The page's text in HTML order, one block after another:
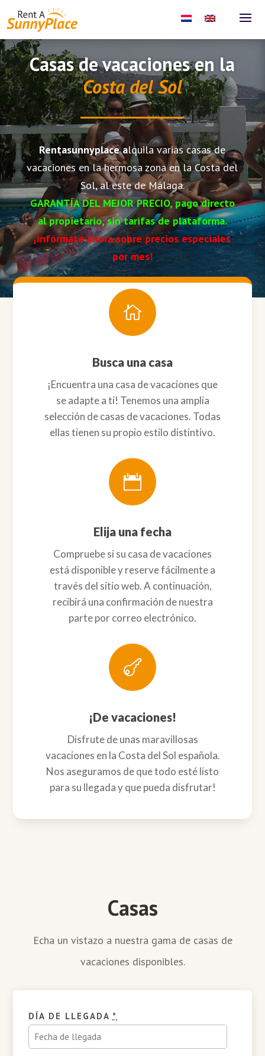
Casas de vacaciones en la
Costa del Sol
Rentasunnyplace alquila varias casas de
vacaciones en la hermosa zona en la Costa del
Sol, al este de Málaga.
GARANTÍA DEL MEJOR PRECIO, pago directo
al propietario, sin tarifas de plataforma.
¡Infórmate ahora sobre precios especiales
por mes!

Busca una casa
¡Encuentra una casa de vacaciones que
se adapte a ti! Tenemos una amplia
selección de casas de vacaciones. Todas
ellas tienen su propio estilo distintivo.

Elija una fecha
Compruebe si su casa de vacaciones
está disponible y reserve fácilmente a
través del sitio web. A continuación,
recibirá una confirmación de nuestra
parte por correo electrónico.

¡De vacaciones!
Disfrute de unas maravillosas
vacaciones en la Costa del Sol española.
Nos aseguramos de que todo esté listo
para su llegada y que pueda disfrutar!
Casas
Echa un vistazo a nuestra gama de casas de
vacaciones disponibles.
DÍA DE LLEGADA *